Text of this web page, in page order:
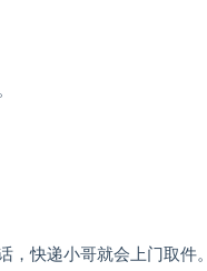
，快递小哥就会上门取件。